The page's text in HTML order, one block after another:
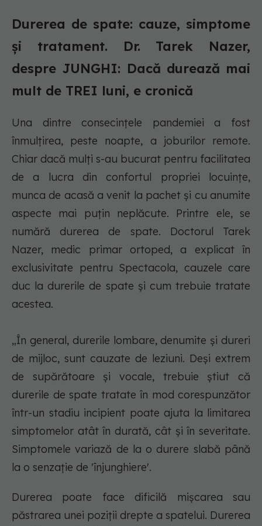
Durerea de spate: cauze, simptome
și tratament. Dr. Tarek Nazer,
despre JUNGHI: Dacă durează mai
mult de TREI luni, e cronică
Una dintre consecințele pandemiei a fost
înmulțirea, peste noapte, a joburilor remote.
Chiar dacă mulți s-au bucurat pentru facilitatea
de a lucra din confortul propriei locuințe,
munca de acasă a venit la pachet și cu anumite
aspecte mai puțin neplăcute. Printre ele, se
numără durerea de spate. Doctorul Tarek
Nazer, medic primar ortoped, a explicat în
exclusivitate pentru Spectacola, cauzele care
duc la durerile de spate și cum trebuie tratate
acestea.
„În general, durerile lombare, denumite și dureri
de mijloc, sunt cauzate de leziuni. Deși extrem
de supărătoare și vocale, trebuie știut că
durerile de spate tratate în mod corespunzător
într-un stadiu incipient poate ajuta la limitarea
simptomelor atât în durată, cât și în severitate.
Simptomele variază de la o durere slabă până
la o senzație de 'înjunghiere'.
Durerea poate face dificilă mișcarea sau
păstrarea unei poziții drepte a spatelui. Durerea